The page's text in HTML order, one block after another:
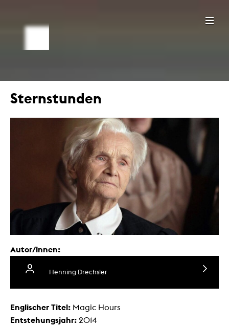
Sternstunden
Autor/innen:
Henning Drechsler
Englischer Titel: Magic Hours
Entstehungsjahr: 2014